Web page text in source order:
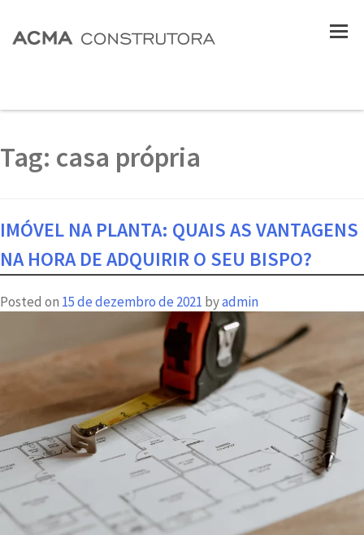
Tag: casa própria
IMÓVEL NA PLANTA: QUAIS AS VANTAGENS
NA HORA DE ADQUIRIR O SEU BISPO?
Posted on 15 de dezembro de 2021 byadmin